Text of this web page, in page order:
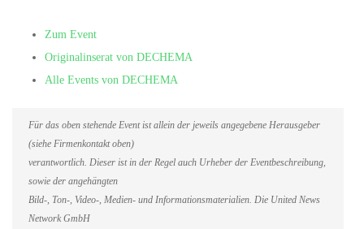
Zum Event
Originalinserat von DECHEMA
Alle Events von DECHEMA
Für das oben stehende Event ist allein der jeweils angegebene Herausgeber
(siehe Firmenkontakt oben)
verantwortlich. Dieser ist in der Regel auch Urheber der Eventbeschreibung,
sowie der angehängten
Bild-, Ton-, Video-, Medien- und Informationsmaterialien. Die United News
Network GmbH